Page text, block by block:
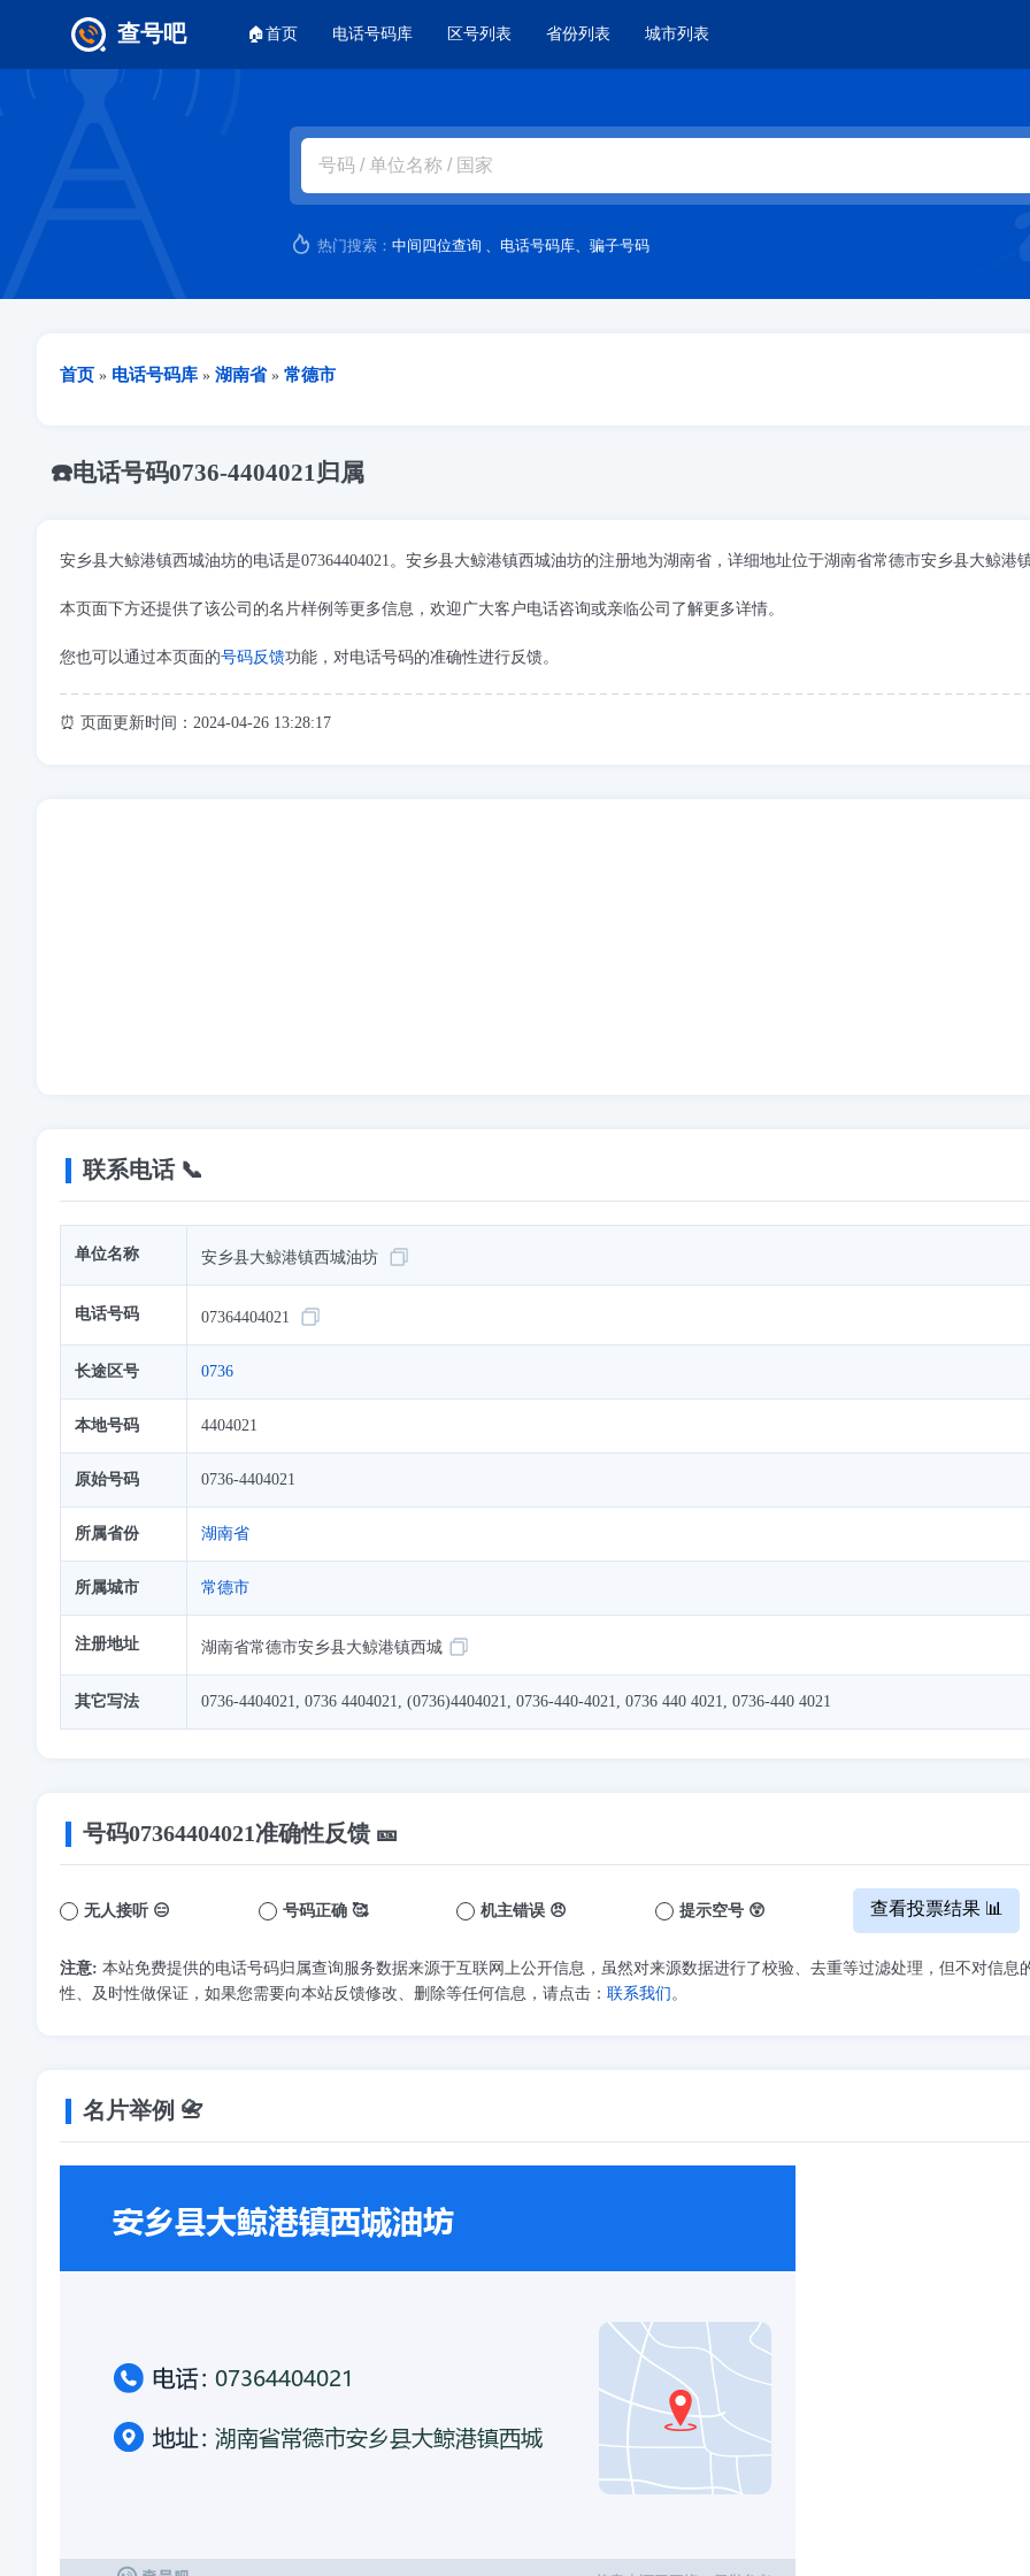
跳转到主要内容
查号吧 🏠首页 电话号码库 区号列表 省份列表 城市列表
热门搜索： 中间四位查询 、 电话号码库、 骗子号码
当前位置
首页 » 电话号码库 » 湖南省 » 常德市
☎️电话号码0736-4404021归属
安乡县大鲸港镇西城油坊的电话是07364404021。安乡县大鲸港镇西城油坊的注册地为湖南省，详细地址位于湖南省常德市安乡县大鲸港
本页面下方还提供了该公司的名片样例等更多信息，欢迎广大客户电话咨询或亲临公司了解更多详情。
您也可以通过本页面的号码反馈功能，对电话号码的准确性进行反馈。
⏰ 页面更新时间：2024-04-26 13:28:17
联系电话 📞
单位名称 安乡县大鲸港镇西城油坊
电话号码 07364404021
长途区号 0736
本地号码 4404021
原始号码 0736-4404021
所属省份 湖南省
所属城市 常德市
注册地址 湖南省常德市安乡县大鲸港镇西城
其它写法 0736-4404021, 0736 4404021, (0736)4404021, 0736-440-4021, 0736 440 4021, 0736-440 4021
号码07364404021准确性反馈 🎫
无人接听 😑 号码正确 🥰 机主错误 😠 提示空号 😲 查看投票结果 📊
注意: 本站免费提供的电话号码归属查询服务数据来源于互联网上公开信息，虽然对来源数据进行了校验、去重等过滤处理，但不对信息
性、及时性做保证，如果您需要向本站反馈修改、删除等任何信息，请点击： 联系我们 。
名片举例 📇